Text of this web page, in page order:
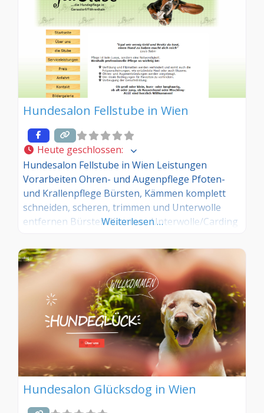
Hundesalon Fellstube in Wien
Heute geschlossen:
Hundesalon Fellstube in Wien Leistungen
Vorarbeiten Ohren- und Augenpflege Pfoten-
und Krallenpflege Bürsten, Kämmen komplett
schneiden, scheren, trimmen und Unterwolle
entfernen Bürsten/Kämmen Unterwolle/Carding
Weiterlesen …
Hundesalon Glücksdog in Wien